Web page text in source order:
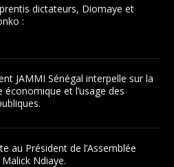
dictateurs, Diomaye et
:
JAMMI Sénégal interpelle sur la
économique et l’usage des
au Président de l’Assemblée
Ndiaye.